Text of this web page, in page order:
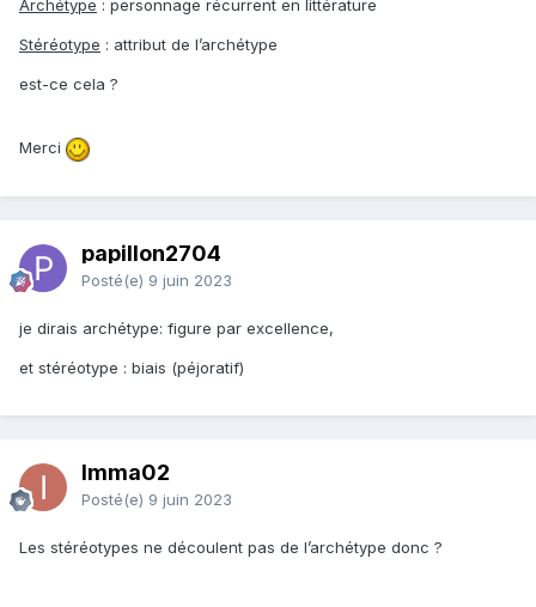
Archétype : personnage récurrent en littérature
Stéréotype : attribut de l’archétype
est-ce cela ?
Merci
papillon2704
Posté(e) 9 juin 2023
je dirais archétype: figure par excellence,
et stéréotype : biais (péjoratif)
Imma02
Posté(e) 9 juin 2023
Les stéréotypes ne découlent pas de l’archétype donc ?